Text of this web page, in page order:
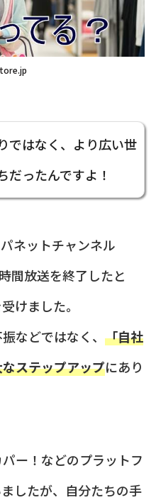
ではなく、より広い世
だったんですよ！
ネットチャンネル
間放送を終了したと
けました。
などではなく、 「自社
ステップアップにあり
ー！などのプラットフ
したが、自分たちの手